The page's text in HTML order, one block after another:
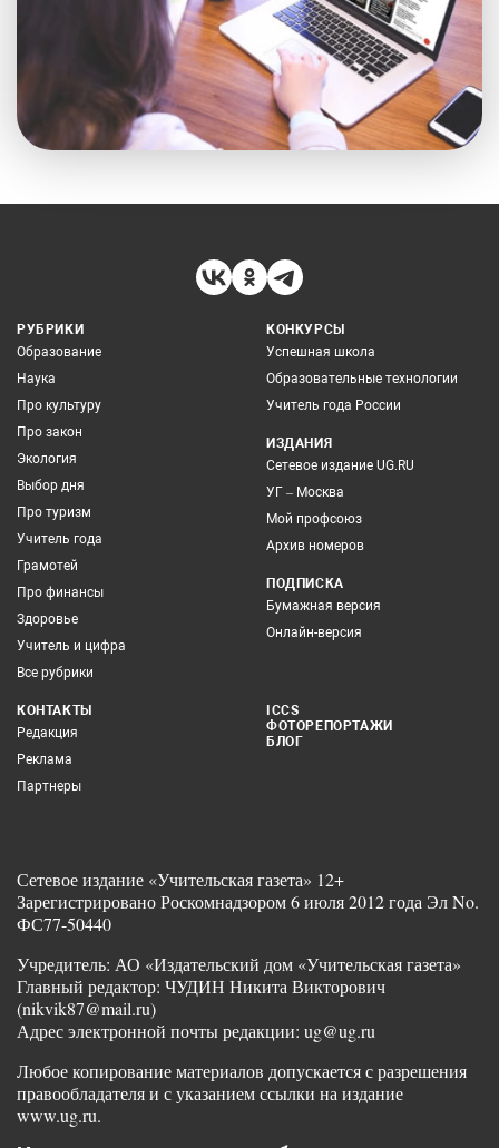
РУБРИКИ
Образование
Наука
Про культуру
Про закон
Экология
Выбор дня
Про туризм
Учитель года
Грамотей
Про финансы
Здоровье
Учитель и цифра
Все рубрики
КОНКУРСЫ
Успешная школа
Образовательные технологии
Учитель года России
ИЗДАНИЯ
Сетевое издание UG.RU
УГ – Москва
Мой профсоюз
Архив номеров
ПОДПИСКА
Бумажная версия
Онлайн-версия
КОНТАКТЫ
Редакция
Реклама
Партнеры
ICCS
ФОТОРЕПОРТАЖИ
БЛОГ
Сетевое издание «Учительская газета» 12+
Зарегистрировано Роскомнадзором 6 июля 2012 года Эл No.
ФС77-50440
Учредитель: АО «Издательский дом «Учительская газета»
Главный редактор: ЧУДИН Никита Викторович
(nikvik87@mail.ru)
Адрес электронной почты редакции: ug@ug.ru
Любое копирование материалов допускается с разрешения
правообладателя и с указанием ссылки на издание
www.ug.ru.